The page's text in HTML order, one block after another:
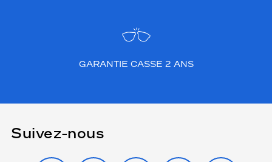
GARANTIE CASSE 2 ANS
Suivez-nous